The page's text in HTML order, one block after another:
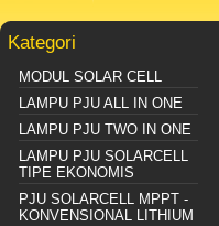
Kategori
MODUL SOLAR CELL
LAMPU PJU ALL IN ONE
LAMPU PJU TWO IN ONE
LAMPU PJU SOLARCELL
TIPE EKONOMIS
PJU SOLARCELL MPPT -
KONVENSIONAL LITHIUM